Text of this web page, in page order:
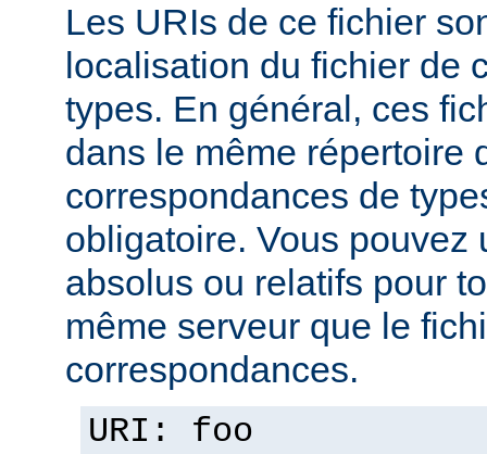
Les URIs de ce fichier
localisation du fichier de
types. En général, ces
dans le même répertoire
correspondances de
obligatoire. Vous pouvez
absolus ou relatifs pour
même serveur que le
correspondances.
URI: foo